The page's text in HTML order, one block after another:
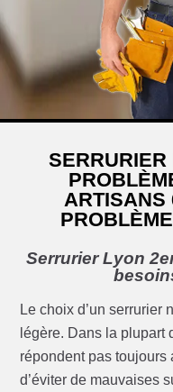
SERRURIER
ARTISANS
Serrurier Lyon
Le choix d’un serrurier
légère. Dans la plupart
répondent pas toujours
d’éviter de mauvaises